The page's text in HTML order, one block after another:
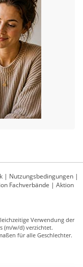
| Nutzungsbedingungen |
Fachverbände | Aktion
Verwendung der
(m/w/d) verzichtet.
für alle Geschlechter.